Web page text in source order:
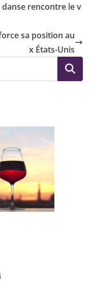
danse rencontre le v
sa position au
x États-Unis